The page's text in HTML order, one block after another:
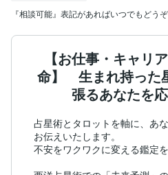
『相談可能』表記があればいつでもどうぞ
【お仕事・キャリ
命】 生まれ持った
張るあなたを
占星術とタロットを軸に、あ
お伝えいたします。
不安をワクワクに変える鑑定